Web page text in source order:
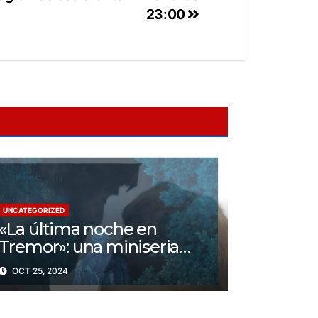
23:00
UNCATEGORIZED
«La última noche en
Tremor»: una miniseria
¿Cuál es su
trama?
OCT 25, 2024